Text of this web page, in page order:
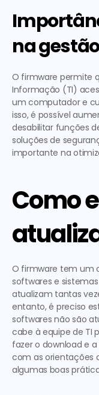
na
O firmware permite
Informação (TI)
um computador e
isso, é possível
desabilitar funções
soluções de
importante na
Como
O firmware tem um
softwares e
atualizam tantas
entanto, é preciso
softwares não são
cabe à equipe de TI
fazer o download e
com as orientações
algumas boas